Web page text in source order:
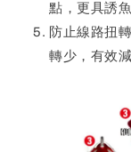
點，更具誘
防止線路扭
轉少，有效